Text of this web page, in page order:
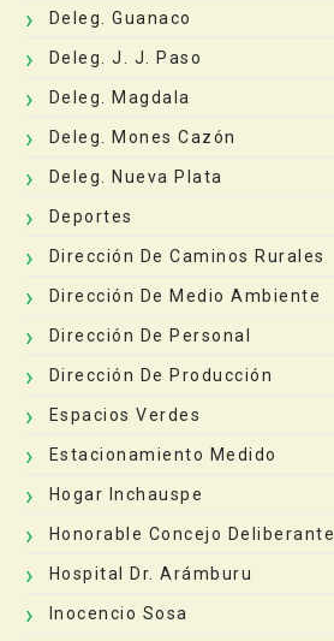
Deleg. Guanaco
Deleg. J. J. Paso
Deleg. Magdala
Deleg. Mones Cazón
Deleg. Nueva Plata
Deportes
Dirección De Caminos Rurales
Dirección De Medio Ambiente
Dirección De Personal
Dirección De Producción
Espacios Verdes
Estacionamiento Medido
Hogar Inchauspe
Honorable Concejo Deliberante
Hospital Dr. Arámburu
Inocencio Sosa